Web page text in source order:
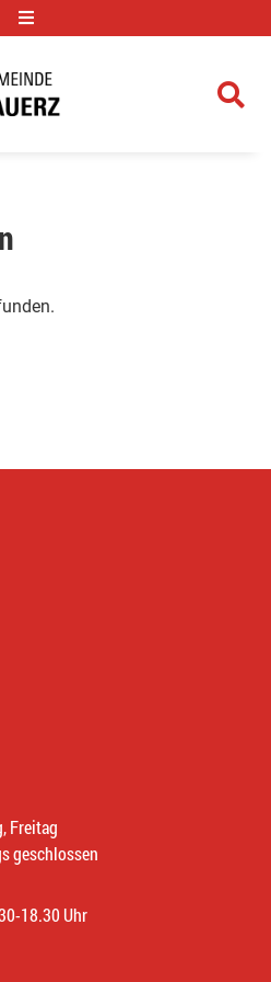
Freitag
geschlossen
18.30 Uhr